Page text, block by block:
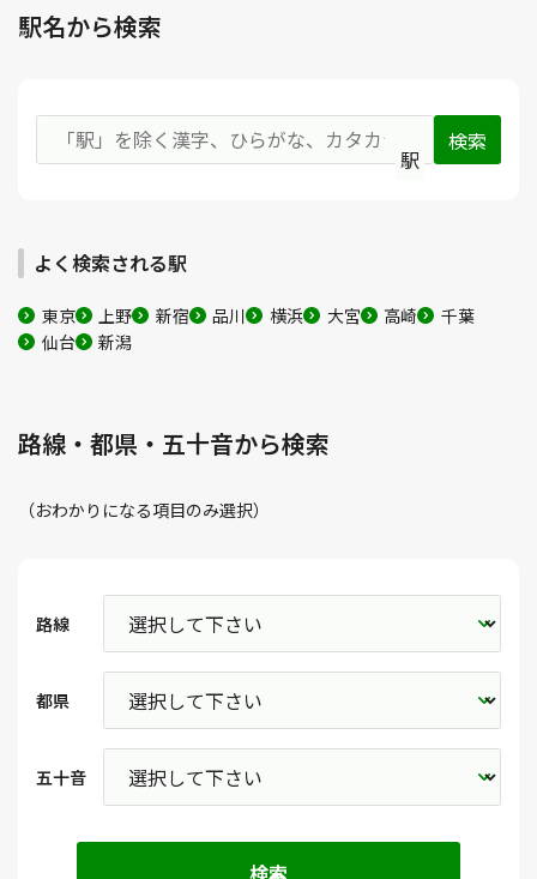
駅名から検索
駅
よく検索される駅
東京 上野 新宿 品川 横浜 大宮 高崎
千葉
仙台
新潟
路線・都県・五十音から検索
（おわかりになる項目のみ選択）
路線
都県
五十音